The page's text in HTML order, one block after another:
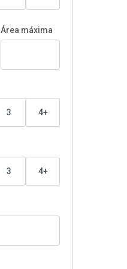
Área máxima
3 4+
3 4+